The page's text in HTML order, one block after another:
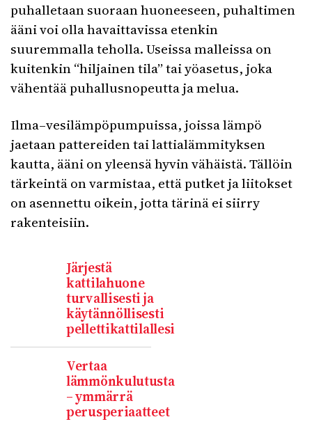
puhalletaan suoraan huoneeseen, puhaltimen
ääni voi olla havaittavissa etenkin
suuremmalla teholla. Useissa malleissa on
kuitenkin “hiljainen tila” tai yöasetus, joka
vähentää puhallusnopeutta ja melua.
Ilma–vesilämpöpumpuissa, joissa lämpö
jaetaan pattereiden tai lattialämmityksen
kautta, ääni on yleensä hyvin vähäistä. Tällöin
tärkeintä on varmistaa, että putket ja liitokset
on asennettu oikein, jotta tärinä ei siirry
rakenteisiin.
Järjestä
kattilahuone
turvallisesti ja
käytännöllisesti
pellettikattilallesi
Vertaa
lämmönkulutusta
– ymmärrä
perusperiaatteet